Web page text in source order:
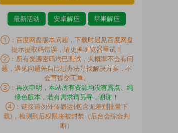
最新活动 安卓解压 苹果解压
①：百度网盘版本问题，下载时遇见百度网盘
提示提取码错误，请更换浏览器重试！
②：所有资源密码均已测试，大概率不会有问
题，遇见问题先自己想办法寻找解决方案，不
会再提交工单。
③： 再次申明，本站所有资源均没有露点、纯
绿色版本，若有需求请另寻，谢谢！
④：链接请勿外传搬运(包含无差别批量下
载)，检测到后权限将被封禁（后台会综合判
断）